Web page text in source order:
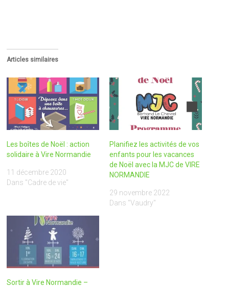
Articles similaires
Les boîtes de Noël : action
solidaire à Vire Normandie
11 décembre 2020
Dans "Cadre de vie"
Planifiez les activités de vos
enfants pour les vacances
de Noël avec la MJC de VIRE
NORMANDIE
29 novembre 2022
Dans "Vaudry"
Sortir à Vire Normandie –